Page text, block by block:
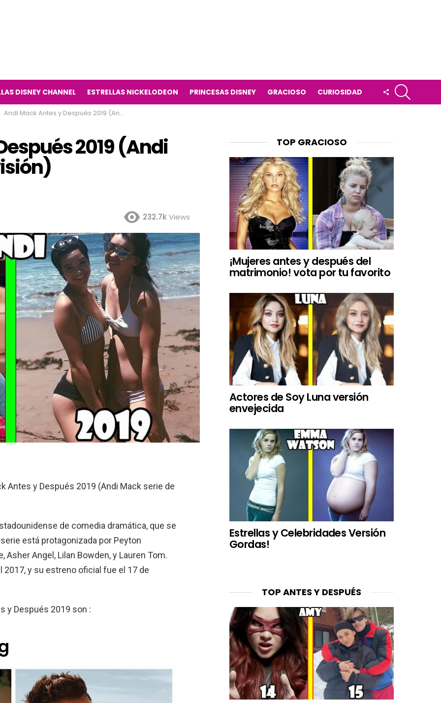
DISNEY CHANNEL ESTRELLAS NICKELODEON PRINCESAS DISNEY GRACIOSO CURIOSIDAD
FOLLOW
US
Andi Mack Antes y Después 2019 (Andi Mack Serie de Televisión)
2019 (Andi
232.7kViews
Antes y Después 2019 (Andi Mack serie de
de comedia dramática, que se
está protagonizada por Peyton
Asher Angel, Lilan Bowden, y Lauren Tom.
y su estreno oficial fue el 17 de
y Después 2019 son :
TOP GRACIOSO
¡Mujeres antes y después del
matrimonio! vota por tu favorito
Actores de Soy Luna versión
envejecida
Estrellas y Celebridades Versión
Gordas!
TOP ANTES Y DESPUÉS